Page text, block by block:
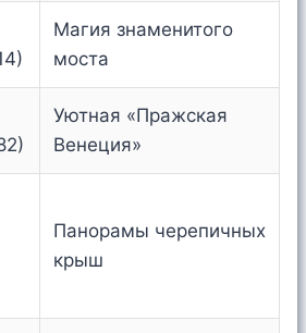
Магия знаменитого
моста
Уютная «Пражская
Венеция»
Панорамы черепичных
крыш